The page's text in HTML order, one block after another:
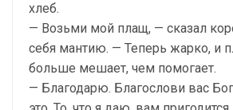
хлеб.
— Возьми мой плащ, — сказал
себя мантию. — Теперь жарко, и
больше мешает, чем помогает.
— Благодарю. Благослови вас